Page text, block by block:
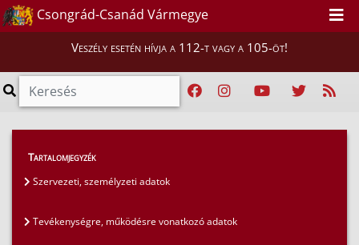
Csongrád-Csanád Vármegye
Veszély esetén hívja a 112-t vagy a 105-öt!
Közérdekű adatok
Szervezeti, személyzeti adatok
Tartalomjegyzék
Szervezeti, személyzeti adatok
Tevékenységre, működésre vonatkozó adatok